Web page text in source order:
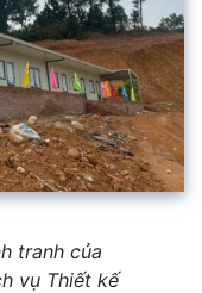
tranh của
vụ Thiết kế